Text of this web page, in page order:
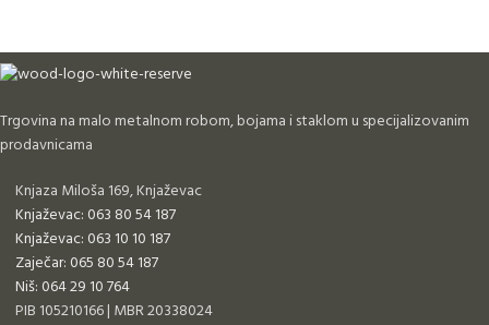
Trgovina na malo metalnom robom, bojama i staklom u specijalizovanim
prodavnicama
Knjaza Miloša 169, Knjaževac
Knjaževac: 063 80 54 187
Knjaževac: 063 10 10 187
Zaječar: 065 80 54 187
Niš: 064 29 10 764
PIB 105210166 | MBR 20338024